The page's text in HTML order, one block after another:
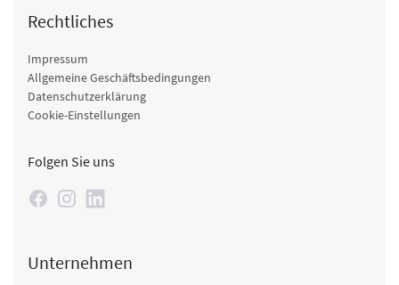
Rechtliches
Impressum
Allgemeine Geschäftsbedingungen
Datenschutzerklärung
Cookie-Einstellungen
Folgen Sie uns
Unternehmen